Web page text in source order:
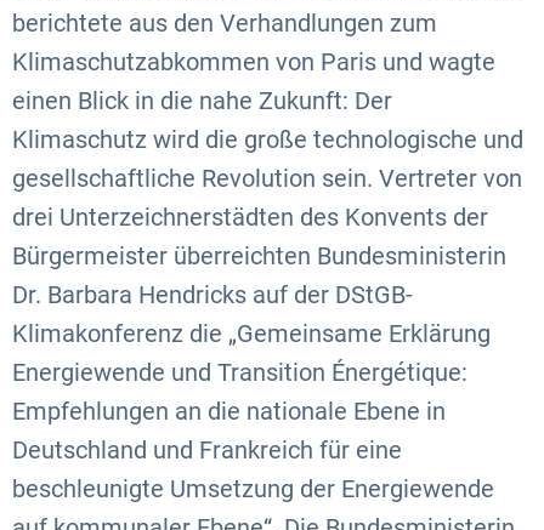
berichtete aus den Verhandlungen zum
Klimaschutzabkommen von Paris und wagte
einen Blick in die nahe Zukunft: Der
Klimaschutz wird die große technologische und
gesellschaftliche Revolution sein. Vertreter von
drei Unterzeichnerstädten des Konvents der
Bürgermeister überreichten Bundesministerin
Dr. Barbara Hendricks auf der DStGB-
Klimakonferenz die „Gemeinsame Erklärung
Energiewende und Transition Énergétique:
Empfehlungen an die nationale Ebene in
Deutschland und Frankreich für eine
beschleunigte Umsetzung der Energiewende